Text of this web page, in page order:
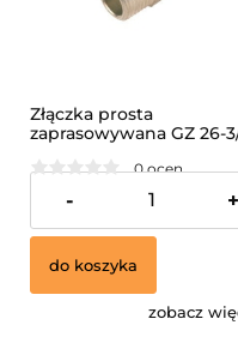
Złączka prosta
zaprasowywana GZ 26-
0 ocen
32,40 zł
- +
do koszyka
zobacz